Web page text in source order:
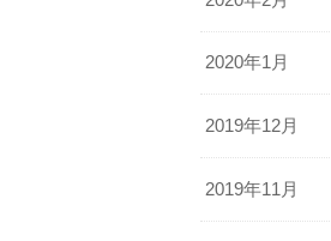
2020年1月
2019年12月
2019年11月